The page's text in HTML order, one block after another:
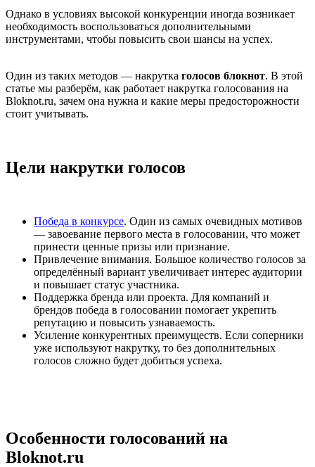
Однако в условиях высокой конкуренции иногда возникает
необходимость воспользоваться дополнительными
инструментами, чтобы повысить свои шансы на успех.
Один из таких методов — накрутка голосов блокнот. В этой
статье мы разберём, как работает накрутка голосования на
Bloknot.ru, зачем она нужна и какие меры предосторожности
стоит учитывать.
Цели накрутки голосов
Победа в конкурсе. Один из самых очевидных мотивов
— завоевание первого места в голосовании, что может
принести ценные призы или признание.
Привлечение внимания. Большое количество голосов за
определённый вариант увеличивает интерес аудитории
и повышает статус участника.
Поддержка бренда или проекта. Для компаний и
брендов победа в голосовании помогает укрепить
репутацию и повысить узнаваемость.
Усиление конкурентных преимуществ. Если соперники
уже используют накрутку, то без дополнительных
голосов сложно будет добиться успеха.
Особенности голосований на
Bloknot.ru